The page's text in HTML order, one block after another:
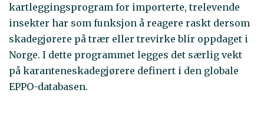
kartleggingsprogram for importerte, trelevende
insekter har som funksjon å reagere raskt dersom
skadegjørere på trær eller trevirke blir oppdaget i
Norge. I dette programmet legges det særlig vekt
på karanteneskadegjørere definert i den globale
EPPO-databasen.